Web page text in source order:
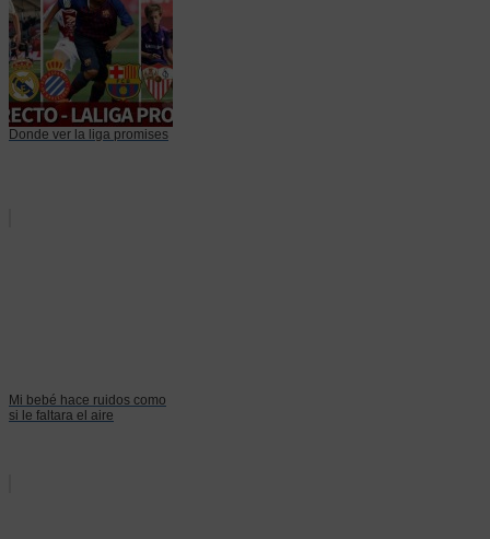
Donde ver la liga promises
Mi bebé hace ruidos como
si le faltara el aire